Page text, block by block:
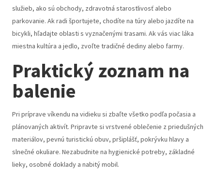
služieb, ako sú obchody, zdravotná starostlivosť alebo
parkovanie. Ak radi športujete, chodíte na túry alebo jazdíte na
bicykli, hľadajte oblasti s vyznačenými trasami. Ak vás viac láka
miestna kultúra a jedlo, zvoľte tradičné dediny alebo farmy.
Praktický zoznam na
balenie
Pri príprave víkendu na vidieku si zbaľte všetko podľa počasia a
plánovaných aktivít. Pripravte si vrstvené oblečenie z priedušných
materiálov, pevnú turistickú obuv, pršiplášť, pokrývku hlavy a
slnečné okuliare. Nezabudnite na hygienické potreby, základné
lieky, osobné doklady a nabitý mobil.